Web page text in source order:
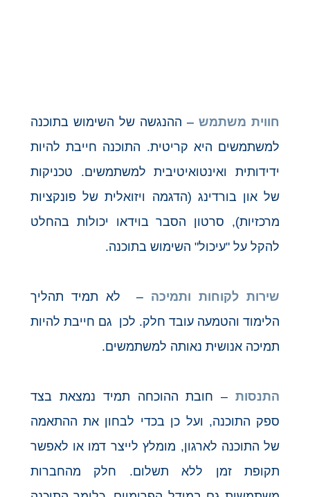
חווית משתמש– ההנגשה של השימוש בתוכנה
למשתמשים היא קריטית. התוכנה חייבת להיות
ידידותית ואינטואיטיבית למשתמשים. טכניקות
של און בורדינג (הדגמה ויזואלית של פונקציות
מרכזיות), סרטון הסבר בוידאו יכולות בהחלט
להקל על "עיכול" השימוש בתוכנה.
שירות לקוחות ותמיכה – לא תמיד תהליך
הלימוד והטמעה עובד חלק. לכן גם חייבת להיות
תמיכה אנושית נאותה למשתמשים.
התנסות– חובת ההוכחה תמיד נמצאת בצד
ספק התוכנה, ועל כן בכדי לבחון את ההתאמה
של התוכנה לארגון, מומלץ לייצר דמו או לאפשר
תקופת זמן ללא תשלום. חלק מהחברות